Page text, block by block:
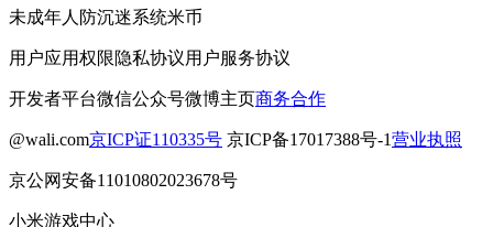
未成年人防沉迷系统米币
用户应用权限隐私协议用户服务协议
开发者平台微信公众号微博主页商务合作
@wali.com京ICP证110335号 京ICP备17017388号-1营业执照
京公网安备11010802023678号
小米游戏中心